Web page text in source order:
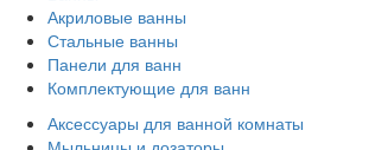
Акриловые ванны
Стальные ванны
Панели для ванн
Комплектующие для ванн
Аксессуары для ванной комнаты